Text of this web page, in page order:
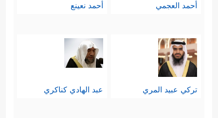
أحمد العجمي أحمد نعينع
تركي عبيد المري عبد الهادي كناكري